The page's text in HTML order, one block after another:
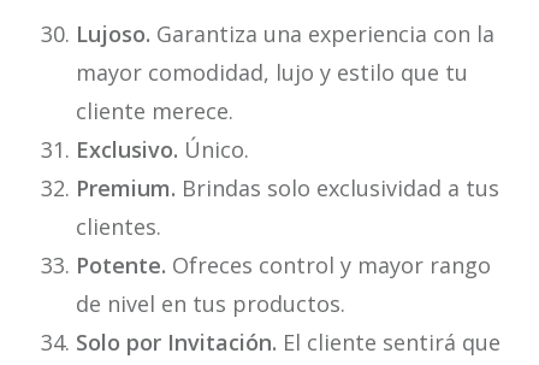
Lujoso. Garantiza una experiencia con la
mayor comodidad, lujo y estilo que tu
cliente merece.
Exclusivo. Único.
Premium. Brindas solo exclusividad a tus
clientes.
Potente. Ofreces control y mayor rango
de nivel en tus productos.
Solo por Invitación. El cliente sentirá que